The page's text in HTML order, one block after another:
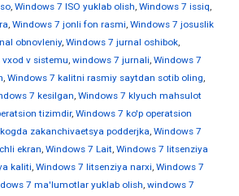
, Windows 7 ISO yuklab olish, Windows 7 issiq,
, Windows 7 jonli fon rasmi, Windows 7 josuslik
obnovleniy, Windows 7 jurnal oshibok,
v sistemu, windows 7 jurnali, Windows 7
, Windows 7 kalitni rasmiy saytdan sotib oling,
7 kesilgan, Windows 7 klyuch mahsulot
tizimdir, Windows 7 ko'p operatsion
zakanchivaetsya podderjka, Windows 7
ekran, Windows 7 Lait, Windows 7 litsenziya
kaliti, Windows 7 litsenziya narxi, Windows 7
7 ma'lumotlar yuklab olish, windows 7